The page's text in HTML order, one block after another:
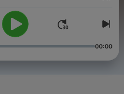
00:00